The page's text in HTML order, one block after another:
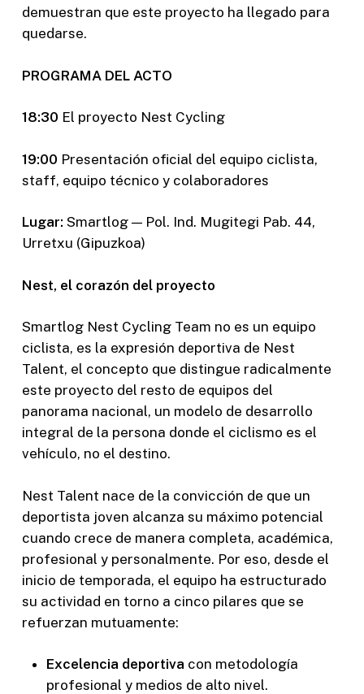
demuestran que este proyecto ha llegado para
quedarse.
PROGRAMA DEL ACTO
18:30 El proyecto Nest Cycling
19:00 Presentación oficial del equipo ciclista,
staff, equipo técnico y colaboradores
Lugar: Smartlog — Pol. Ind. Mugitegi Pab. 44,
Urretxu (Gipuzkoa)
Nest, el corazón del proyecto
Smartlog Nest Cycling Team no es un equipo
ciclista, es la expresión deportiva de Nest
Talent, el concepto que distingue radicalmente
este proyecto del resto de equipos del
panorama nacional, un modelo de desarrollo
integral de la persona donde el ciclismo es el
vehículo, no el destino.
Nest Talent nace de la convicción de que un
deportista joven alcanza su máximo potencial
cuando crece de manera completa, académica,
profesional y personalmente. Por eso, desde el
inicio de temporada, el equipo ha estructurado
su actividad en torno a cinco pilares que se
refuerzan mutuamente:
Excelencia deportiva con metodología
profesional y medios de alto nivel.